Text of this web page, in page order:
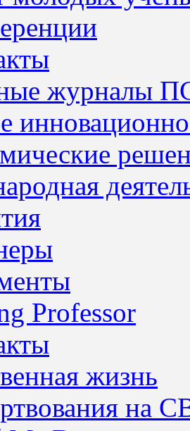
журналы
Professor
жизнь
на